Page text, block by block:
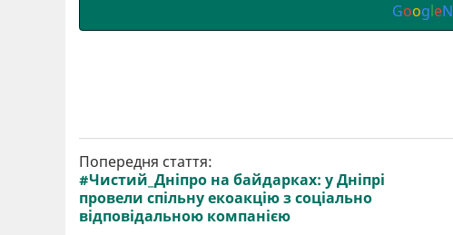
GoogleN
Попередня стаття:
#Чистий_Дніпро на байдарках: у Дніпрі
провели спільну екоакцію з соціально
відповідальною компанією